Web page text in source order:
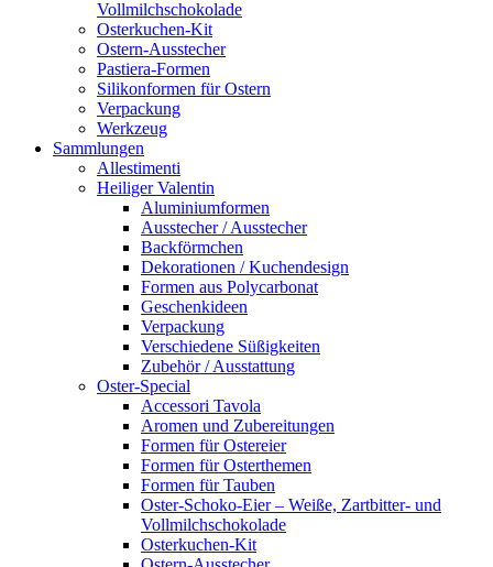
Vollmilchschokolade
Osterkuchen-Kit
Ostern-Ausstecher
Pastiera-Formen
Silikonformen für Ostern
Verpackung
Werkzeug
Sammlungen
Allestimenti
Heiliger Valentin
Aluminiumformen
Ausstecher / Ausstecher
Backförmchen
Dekorationen / Kuchendesign
Formen aus Polycarbonat
Geschenkideen
Verpackung
Verschiedene Süßigkeiten
Zubehör / Ausstattung
Oster-Special
Accessori Tavola
Aromen und Zubereitungen
Formen für Ostereier
Formen für Osterthemen
Formen für Tauben
Oster-Schoko-Eier – Weiße, Zartbitter- und
Vollmilchschokolade
Osterkuchen-Kit